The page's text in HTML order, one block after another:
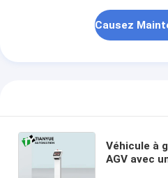
Causez
Véhicule à
AGV avec